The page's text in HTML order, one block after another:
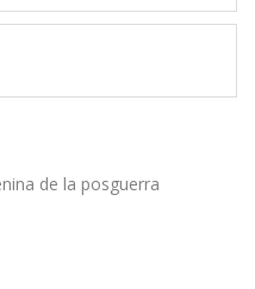
de la posguerra